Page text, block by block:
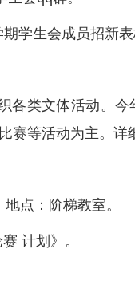
学生会成员招新表
各类文体活动。
赛等活动为主。详
点：阶梯教室。
计划》。